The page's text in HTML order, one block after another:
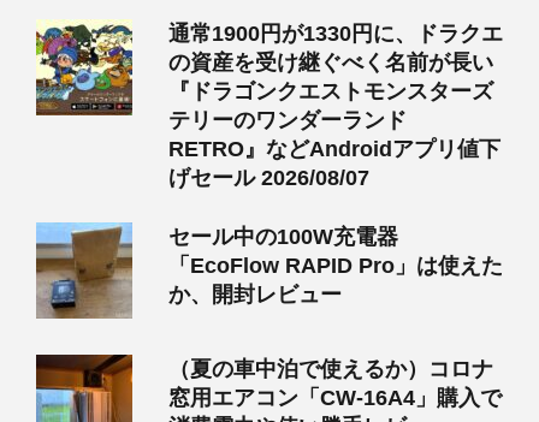
通常1900円が1330円に、ドラクエ
の資産を受け継ぐべく名前が長い
『ドラゴンクエストモンスターズ
テリーのワンダーランド
RETRO』などAndroidアプリ値下
げセール 2026/08/07
セール中の100W充電器
「EcoFlow RAPID Pro」は使えた
か、開封レビュー
（夏の車中泊で使えるか）コロナ
窓用エアコン「CW-16A4」購入で